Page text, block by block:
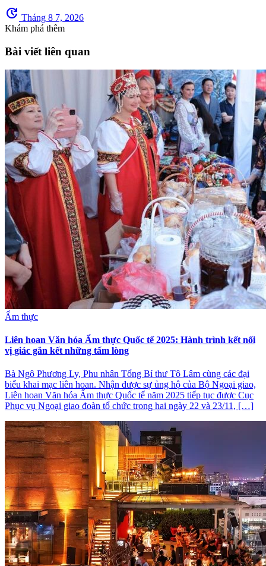
update Tháng 8 7, 2026
Khám phá thêm
Bài viết liên quan
Ẩm thực
Liên hoan Văn hóa Ẩm thực Quốc tế 2025: Hành trình kết nối
vị giác gắn kết những tấm lòng
Bà Ngô Phương Ly, Phu nhân Tổng Bí thư Tô Lâm cùng các đại
biểu khai mạc liên hoan. Nhận được sự ủng hộ của Bộ Ngoại giao,
Liên hoan Văn hóa Ẩm thực Quốc tế năm 2025 tiếp tục được Cục
Phục vụ Ngoại giao đoàn tổ chức trong hai ngày 22 và 23/11, […]